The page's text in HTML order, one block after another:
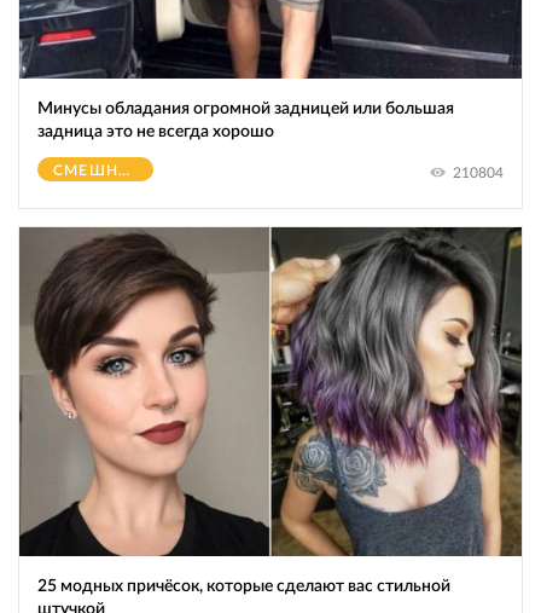
Минусы обладания огромной зaдницeй или большая
зaдницa это не всегда хорошо
СМЕШНОЕ 210804
25 модных причёсок, которые сделают вас стильной
штучкой